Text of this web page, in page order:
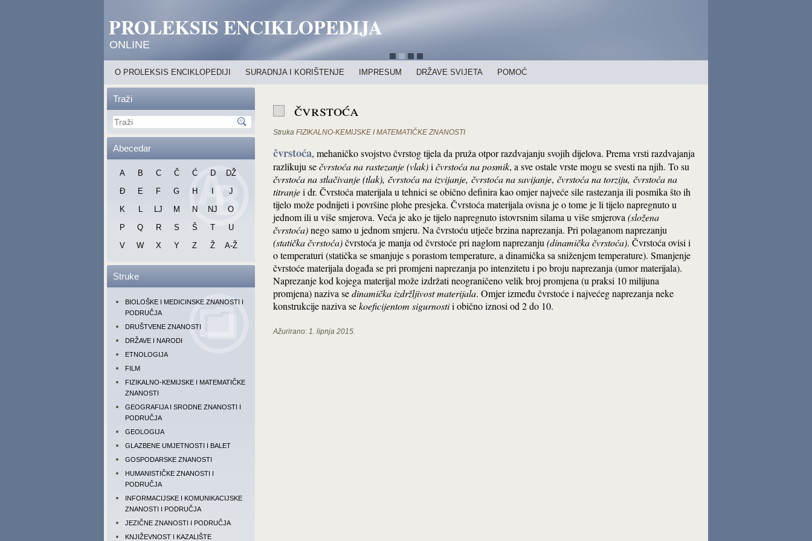
PROLEKSIS ENCIKLOPEDIJA
ONLINE
O PROLEKSIS ENCIKLOPEDIJI SURADNJA I KORIŠTENJE IMPRESUM DRŽAVE SVIJETA POMOĆ
Traži
Abecedar
A B C Č Ć D
DŽ
Đ
E F G H
J
K
L LJ M N NJ
O
P
Q R S Š T
U
V
W X Y Z Ž A-Ž
Struke
BIOLOŠKE I MEDICINSKE ZNANOSTI I
PODRUČJA
DRUŠTVENE ZNANOSTI
DRŽAVE I NARODI
ETNOLOGIJA
FILM
FIZIKALNO-KEMIJSKE I MATEMATIČKE
ZNANOSTI
GEOGRAFIJA I SRODNE ZNANOSTI I
PODRUČJA
GEOLOGIJA
GLAZBENE UMJETNOSTI I BALET
GOSPODARSKE ZNANOSTI
HUMANISTIČKE ZNANOSTI I
PODRUČJA
INFORMACIJSKE I KOMUNIKACIJSKE
ZNANOSTI I PODRUČJA
JEZIČNE ZNANOSTI I PODRUČJA
KNJIŽEVNOST I KAZALIŠTE
čvrstoća
Struka FIZIKALNO-KEMIJSKE I MATEMATIČKE ZNANOSTI
čvrstoća, mehaničko svojstvo čvrstog tijela da pruža otpor razdvajanju svojih dijelova. Prema vrsti razdvajanja
razlikuju sečvrstoća na rastezanje (vlak)i čvrstoća na posmik, a sve ostale vrste mogu se svesti na njih. To su
čvrstoća na stlačivanje (tlak), čvrstoćana izvijanje, čvrstoćana savijanje, čvrstoćana torziju, čvrstoćana
titranjei dr. Čvrstoća materijala u tehnici se obično definira kao omjer najveće sile rastezanja ili posmika što ih
tijelo može podnijeti i površine plohe presjeka. Čvrstoća materijala ovisna je o tome je li tijelo napregnuto u
jednom ili u više smjerova. Veća je ako je tijelo napregnuto istovrsnim silama u više smjerova (složena
čvrstoća)nego samo u jednom smjeru. Na čvrstoću utječe brzina naprezanja. Pri polaganom naprezanju
(statičkačvrstoća)čvrstoća je manja od čvrstoće pri naglom naprezanju (dinamička čvrstoća). Čvrstoća ovisi i
o temperaturi (statička se smanjuje s porastom temperature, a dinamička sa sniženjem temperature). Smanjenje
čvrstoće materijala događa se pri promjeni naprezanja po intenzitetu i po broju naprezanja (umor materijala).
Naprezanje kod kojega materijal može izdržati neograničeno velik broj promjena (u praksi 10 milijuna
promjena) naziva sedinamička izdržljivost materijala. Omjer između čvrstoće i najvećeg naprezanja neke
konstrukcije naziva sekoeficijentom sigurnostii obično iznosi od 2 do 10.
Ažurirano: 1. lipnja 2015.